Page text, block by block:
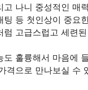
고 나니 중성적인 매
팅 등 첫인상이 중요
럼 고급스럽고 세련
도 훌륭해서 마음에
격으로 만나보실 수